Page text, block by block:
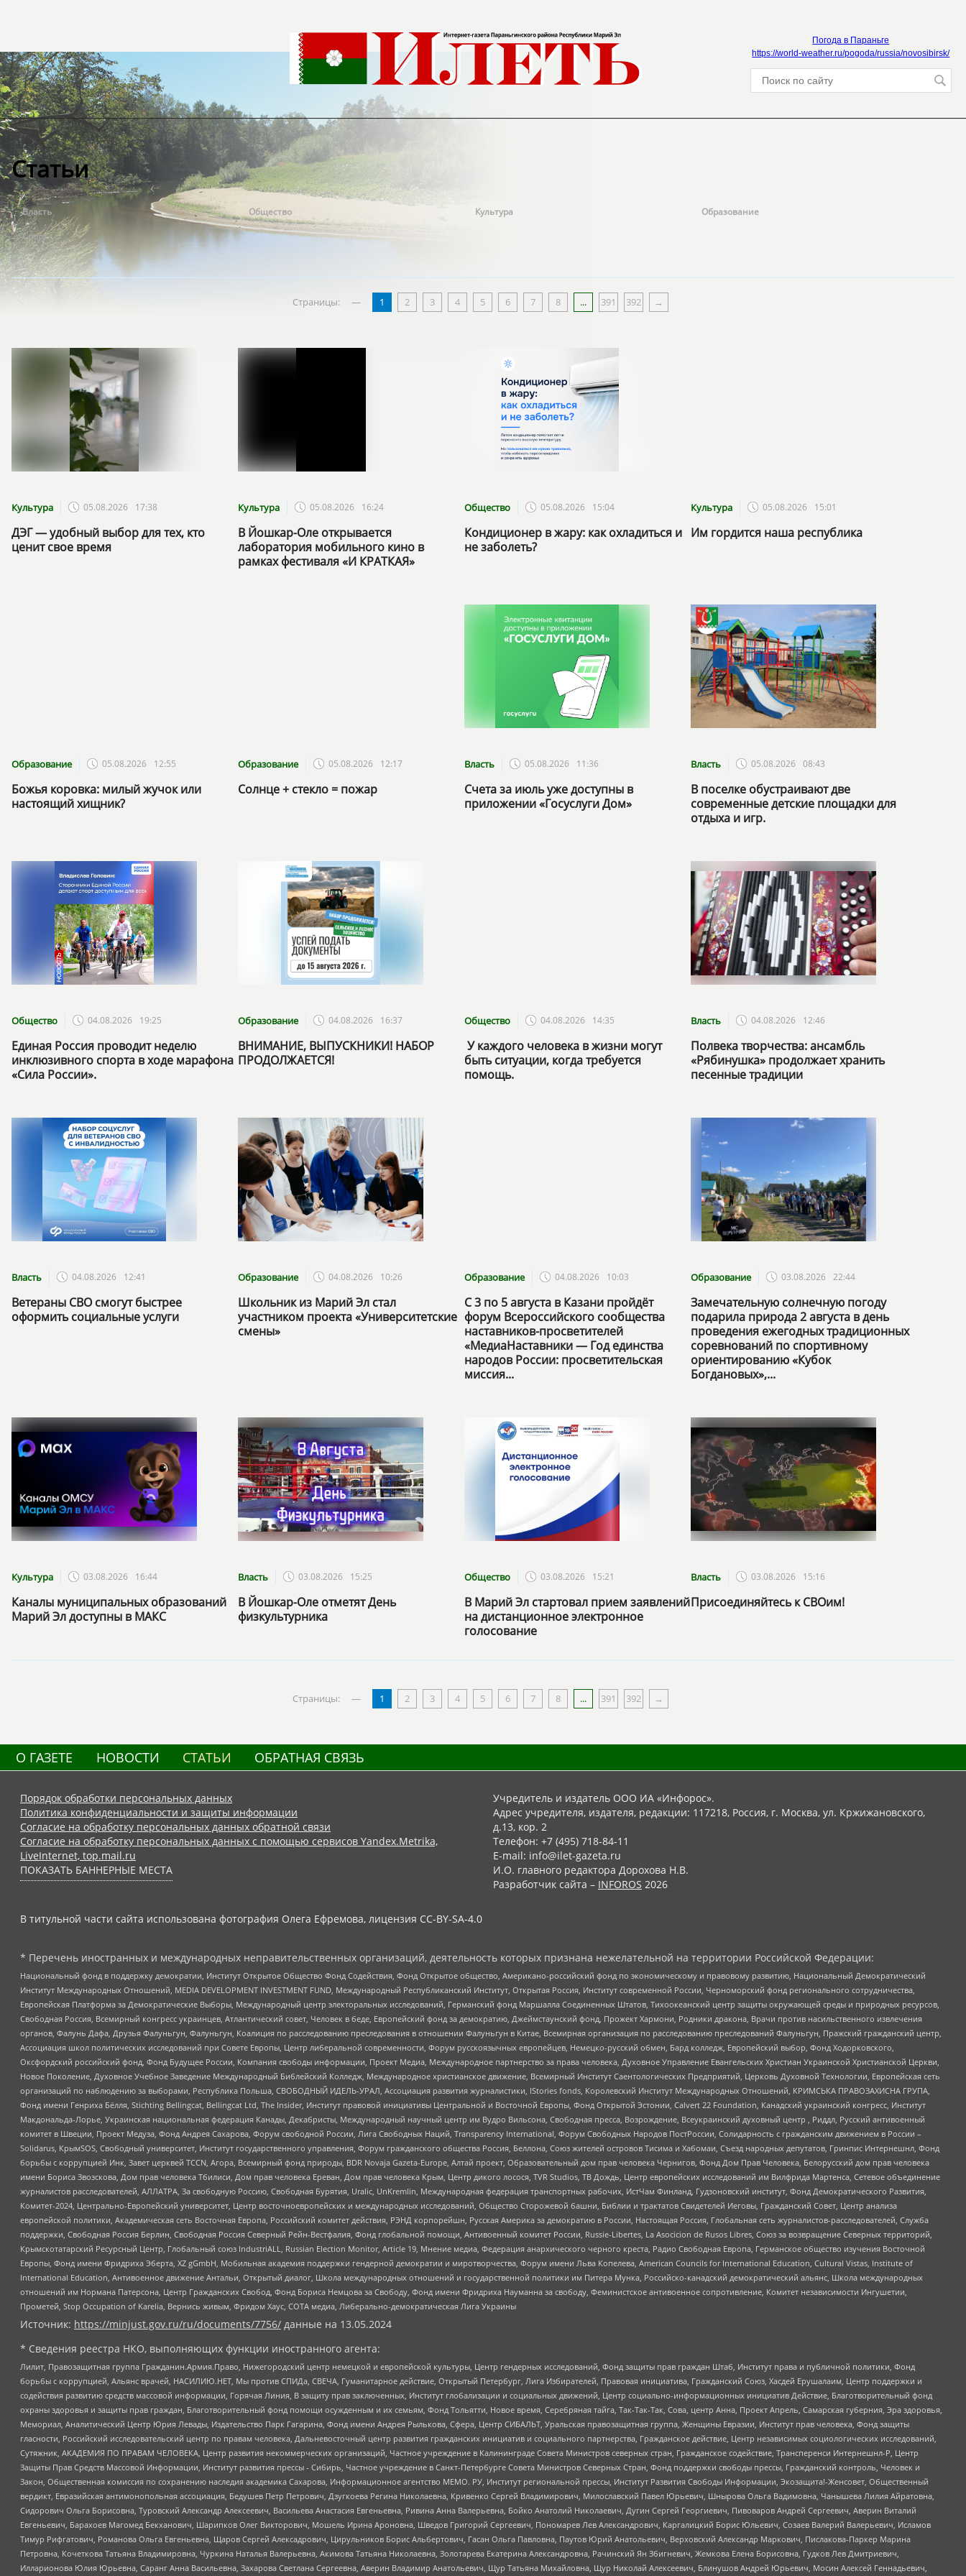
Погода в Параньге
https://world-weather.ru/pogoda/russia/novosibirsk/
Статьи
Власть Общество Культура
Образование
Спорт
Страницы: — 1 2 3 4 5 6 7 8 ... 391 392
Культура 05.08.2026 17:38
ДЭГ — удобный выбор для тех, кто
ценит свое время
Культура 05.08.2026 16:24
В Йошкар-Оле открывается
лаборатория мобильного кино в
рамках фестиваля «И КРАТКАЯ»
Общество 05.08.2026 15:04
Кондиционер в жару: как охладиться и
не заболеть?
Культура 05.08.2026 15:01
Им гордится наша республика
Образование 05.08.2026 12:55
Божья коровка: милый жучок или
настоящий хищник?
Образование 05.08.2026 12:17
Солнце + стекло = пожар
Власть 05.08.2026 11:36
Счета за июль уже доступны в
приложении «Госуслуги Дом»
Власть 05.08.2026 08:43
В поселке обустраивают две
современные детские площадки для
отдыха и игр.
Общество 04.08.2026 19:25
Единая Россия проводит неделю
инклюзивного спорта в ходе марафона
«Сила России».
Образование 04.08.2026 16:37
ВНИМАНИЕ, ВЫПУСКНИКИ! НАБОР
ПРОДОЛЖАЕТСЯ!
Общество 04.08.2026 14:35
️ У каждого человека в жизни могут
быть ситуации, когда требуется
помощь.
Власть 04.08.2026 12:46
Полвека творчества: ансамбль
«Рябинушка» продолжает хранить
песенные традиции
Власть 04.08.2026 12:41
Ветераны СВО смогут быстрее
оформить социальные услуги
Образование 04.08.2026 10:26
Школьник из Марий Эл стал
участником проекта «Университетские
смены»
Образование 04.08.2026 10:03
С 3 по 5 августа в Казани пройдёт
форум Всероссийского сообщества
наставников-просветителей
«МедиаНаставники — Год единства
народов России: просветительская
миссия...
Образование 03.08.2026 22:44
Замечательную солнечную погоду
подарила природа 2 августа в день
проведения ежегодных традиционных
соревнований по спортивному
ориентированию «Кубок
Богдановых»,...
Культура 03.08.2026 16:44
Каналы муниципальных образований
Марий Эл доступны в МАКС
Власть 03.08.2026 15:25
В Йошкар-Оле отметят День
физкультурника
Общество 03.08.2026 15:21
В Марий Эл стартовал прием заявлений
на дистанционное электронное
голосование
Власть 03.08.2026 15:16
Присоединяйтесь к СВОим!
Страницы: — 1 2 3 4 5 6 7 8 ... 391 392
О ГАЗЕТЕ НОВОСТИ СТАТЬИ ОБРАТНАЯ СВЯЗЬ
Порядок обработки персональных данных
Политика конфиденциальности и защиты информации
Согласие на обработку персональных данных обратной связи
Согласие на обработку персональных данных с помощью сервисов Yandex.Metrika,
LiveInternet, top.mail.ru
ПОКАЗАТЬ БАННЕРНЫЕ МЕСТА
Учредитель и издатель ООО ИА «Инфорос».
Адрес учредителя, издателя, редакции: 117218, Россия, г. Москва, ул. Кржижановского,
д.13, кор. 2
Телефон: +7 (495) 718-84-11
E-mail: info@ilet-gazeta.ru
И.О. главного редактора Дорохова Н.В.
Разработчик сайта – INFOROS 2026
В титульной части сайта использована фотография Олега Ефремова, лицензия CC-BY-SA-4.0
* Перечень иностранных и международных неправительственных организаций, деятельность которых признана нежелательной на территории Российской Федерации:
Национальный фонд в поддержку демократии, Институт Открытое Общество Фонд Содействия, Фонд Открытое общество, Американо-российский фонд по экономическому и правовому развитию, Национальный Демократический
Институт Международных Отношений, MEDIA DEVELOPMENT INVESTMENT FUND, Международный Республиканский Институт, Открытая Россия, Институт современной России, Черноморский фонд регионального сотрудничества,
Европейская Платформа за Демократические Выборы, Международный центр электоральных исследований, Германский фонд Маршалла Соединенных Штатов, Тихоокеанский центр защиты окружающей среды и природных ресурсов,
Свободная Россия, Всемирный конгресс украинцев, Атлантический совет, Человек в беде, Европейский фонд за демократию, Джеймстаунский фонд, Прожект Хармони, Родники дракона, Врачи против насильственного извлечения
органов, Фалунь Дафа, Друзья Фалуньгун, Фалуньгун, Коалиция по расследованию преследования в отношении Фалуньгун в Китае, Всемирная организация по расследованию преследований Фалуньгун, Пражский гражданский центр,
Ассоциация школ политических исследований при Совете Европы, Центр либеральной современности, Форум русскоязычных европейцев, Немецко-русский обмен, Бард колледж, Европейский выбор, Фонд Ходорковского,
Оксфордский российский фонд, Фонд Будущее России, Компания свободы информации, Проект Медиа, Международное партнерство за права человека, Духовное Управление Евангельских Христиан Украинской Христианской Церкви,
Новое Поколение, Духовное Учебное Заведение Международный Библейский Колледж, Международное христианское движение, Всемирный Институт Саентологических Предприятий, Церковь Духовной Технологии, Европейская сеть
организаций по наблюдению за выборами, Республика Польша, СВОБОДНЫЙ ИДЕЛЬ-УРАЛ, Ассоциация развития журналистики, IStories fonds, Королевский Институт Международных Отношений, КРИМСЬКА ПРАВОЗАХИСНА ГРУПА,
Фонд имени Генриха Бёлля, Stichting Bellingcat, Bellingcat Ltd, The Insider, Институт правовой инициативы Центральной и Восточной Европы, Фонд Открытой Эстонии, Calvert 22 Foundation, Канадский украинский конгресс, Институт
Макдональда-Лорье, Украинская национальная федерация Канады, Декабристы, Международный научный центр им Вудро Вильсона, Свободная пресса, Возрождение, Всеукраинский духовный центр , Риддл, Русский антивоенный
комитет в Швеции, Проект Медуза, Фонд Андрея Сахарова, Форум свободной России, Лига Свободных Наций, Transparеncy International, Форум Свободных Народов ПостРоссии, Солидарность с гражданским движением в России –
Solidarus, КрымSOS, Свободный университет, Институт государственного управления, Форум гражданского общества Россия, Беллона, Союз жителей островов Тисима и Хабомаи, Съезд народных депутатов, Гринпис Интернешнл, Фонд
борьбы с коррупцией Инк, Завет церквей TCCN, Агора, Всемирный фонд природы, BDR Novaja Gazeta-Europe, Алтай проект, Образовательный дом прав человека Чернигов, Фонд Дом Прав Человека, Белорусский дом прав человека
имени Бориса Звозскова, Дом прав человека Тбилиси, Дом прав человека Ереван, Дом прав человека Крым, Центр дикого лосося, TVR Studios, ТВ Дождь, Центр европейских исследований им Вилфрида Мартенса, Сетевое объединение
журналистов расследователей, АЛЛАТРА, За свободную Россию, Свободная Бурятия, Uralic, UnKremlin, Международная федерация транспортных рабочих, ИстЧам Финланд, Гудзоновский институт, Фонд Демократического Развития,
Комитет-2024, Центрально-Европейский университет, Центр восточноевропейских и международных исследований, Общество Сторожевой башни, Библии и трактатов Свидетелей Иеговы, Гражданский Совет, Центр анализа
европейской политики, Академическая сеть Восточная Европа, Российский комитет действия, РЭНД корпорейшн, Русская Америка за демократию в России, Настоящая Россия, Глобальная сеть журналистов-расследователей, Служба
поддержки, Свободная Россия Берлин, Свободная Россия Северный Рейн-Вестфалия, Фонд глобальной помощи, Антивоенный комитет России, Russie-Libertes, La Asocicion de Rusos Libres, Союз за возвращение Северных территорий,
Крымскотатарский Ресурсный Центр, Глобальный союз IndustriALL, Russian Election Monitor, Article 19, Мнение медиа, Федерация анархического черного креста, Радио Свободная Европа, Германское общество изучения Восточной
Европы, Фонд имени Фридриха Эберта, XZ gGmbH, Мобильная академия поддержки гендерной демократии и миротворчества, Форум имени Льва Копелева, American Councils for International Education, Cultural Vistas, Institute of
International Education, Антивоенное движение Антальи, Открытый диалог, Школа международных отношений и государственной политики им Питера Мунка, Российско-канадский демократический альянс, Школа международных
отношений им Нормана Патерсона, Центр Гражданских Свобод, Фонд Бориса Немцова за Свободу, Фонд имени Фридриха Науманна за свободу, Феминистское антивоенное сопротивление, Комитет независимости Ингушетии,
Прометей, Stop Occupation of Karelia, Вернись живым, Фридом Хаус, СОТА медиа, Либерально-демократическая Лига Украины
Источник: https://minjust.gov.ru/ru/documents/7756/ данные на 13.05.2024
* Сведения реестра НКО, выполняющих функции иностранного агента:
Лилит, Правозащитная группа Гражданин.Армия.Право, Нижегородский центр немецкой и европейской культуры, Центр гендерных исследований, Фонд защиты прав граждан Штаб, Институт права и публичной политики, Фонд
борьбы с коррупцией, Альянс врачей, НАСИЛИЮ.НЕТ, Мы против СПИДа, СВЕЧА, Гуманитарное действие, Открытый Петербург, Лига Избирателей, Правовая инициатива, Гражданский Союз, Хасдей Ерушалаим, Центр поддержки и
содействия развитию средств массовой информации, Горячая Линия, В защиту прав заключенных, Институт глобализации и социальных движений, Центр социально-информационных инициатив Действие, Благотворительный фонд
охраны здоровья и защиты прав граждан, Благотворительный фонд помощи осужденным и их семьям, Фонд Тольятти, Новое время, Серебряная тайга, Так-Так-Так, Сова, центр Анна, Проект Апрель, Самарская губерния, Эра здоровья,
Мемориал, Аналитический Центр Юрия Левады, Издательство Парк Гагарина, Фонд имени Андрея Рылькова, Сфера, Центр СИБАЛЬТ, Уральская правозащитная группа, Женщины Евразии, Институт прав человека, Фонд защиты
гласности, Российский исследовательский центр по правам человека, Дальневосточный центр развития гражданских инициатив и социального партнерства, Гражданское действие, Центр независимых социологических исследований,
Сутяжник, АКАДЕМИЯ ПО ПРАВАМ ЧЕЛОВЕКА, Центр развития некоммерческих организаций, Частное учреждение в Калининграде Совета Министров северных стран, Гражданское содействие, Трансперенси Интернешнл-Р, Центр
Защиты Прав Средств Массовой Информации, Институт развития прессы - Сибирь, Частное учреждение в Санкт-Петербурге Совета Министров Северных Стран, Фонд поддержки свободы прессы, Гражданский контроль, Человек и
Закон, Общественная комиссия по сохранению наследия академика Сахарова, Информационное агентство МЕМО. РУ, Институт региональной прессы, Институт Развития Свободы Информации, Экозащита!-Женсовет, Общественный
вердикт, Евразийская антимонопольная ассоциация, Бедушев Петр Петрович, Дзугкоева Регина Николаевна, Кривенко Сергей Владимирович, Милославский Павел Юрьевич, Шнырова Ольга Вадимовна, Чанышева Лилия Айратовна,
Сидорович Ольга Борисовна, Туровский Александр Алексеевич, Васильева Анастасия Евгеньевна, Ривина Анна Валерьевна, Бойко Анатолий Николаевич, Дугин Сергей Георгиевич, Пивоваров Андрей Сергеевич, Аверин Виталий
Евгеньевич, Барахоев Магомед Бекханович, Шарипков Олег Викторович, Мошель Ирина Ароновна, Шведов Григорий Сергеевич, Пономарев Лев Александрович, Каргалицкий Борис Юльевич, Созаев Валерий Валерьевич, Исламов
Тимур Рифгатович, Романова Ольга Евгеньевна, Щаров Сергей Алексадрович, Цирульников Борис Альбертович, Гасан Ольга Павловна, Паутов Юрий Анатольевич, Верховский Александр Маркович, Пислакова-Паркер Марина
Петровна, Кочеткова Татьяна Владимировна, Чуркина Наталья Валерьевна, Акимова Татьяна Николаевна, Золотарева Екатерина Александровна, Рачинский Ян Збигневич, Жемкова Елена Борисовна, Гудков Лев Дмитриевич,
Илларионова Юлия Юрьевна, Саранг Анна Васильевна, Захарова Светлана Сергеевна, Аверин Владимир Анатольевич, Щур Татьяна Михайловна, Щур Николай Алексеевич, Блинушов Андрей Юрьевич, Мосин Алексей Геннадьевич,